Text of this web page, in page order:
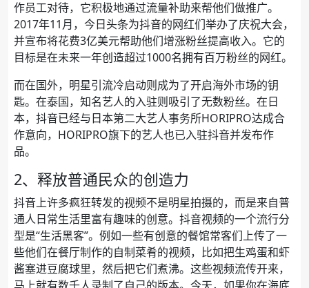
作员工对待，它积极地通过流量补助来帮他们做推广。
2017年11月，今日头条为抖音的网红们举办了庆祝大会，
并宣布将花费3亿美元帮助他们增涨粉丝提高收入。它的
目标是在未来一年创造超过1000名拥有百万粉丝的网红。
而在国外，明星引流冷启动则成为了开启海外市场的钥
匙。在泰国，知名艺人的入驻则吸引了无数粉丝。在日
本，抖音已经与日本第二大艺人事务所HORIPRO达成合
作意向，HORIPRO旗下的艺人也已入驻抖音并发布作
品。
2、释放普通民众的创造力
抖音上许多疯狂转发的视频不是明星拍摄的，而是来自普
通人日常生活里富有趣味的创意。抖音视频的一个流行分
型是“生活黑客”。例如一些有创意的餐馆常客们上传了一
些他们在餐厅制作的自制菜肴的视频，比如把生鸡蛋和虾
酱塞进豆腐球里，然后把它们煮沸。这些视频流传开来，